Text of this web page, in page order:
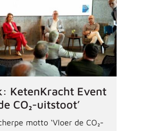
KetenKracht Event
CO₂-uitstoot’
motto ‘Vloer de CO₂-